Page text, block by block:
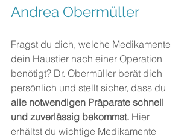
Andrea Obermüller
Fragst du dich, welche Medikamente
dein Haustier nach einer Operation
benötigt? Dr. Obermüller berät dich
persönlich und stellt sicher, dass du
alle notwendigen Präparate schnell
und zuverlässig bekommst. Hier
erhältst du wichtige Medikamente